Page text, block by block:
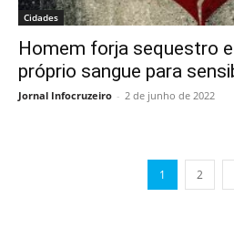
Cidades
Homem forja sequestro
próprio sangue para
Jornal Infocruzeiro - 2 de junho de 2022
1 2